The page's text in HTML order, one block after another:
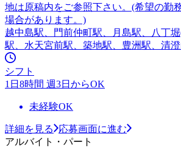
地は原稿内をご参照下さい。(希望の勤
場合があります。)
越中島駅、門前仲町駅、月島駅、八丁
駅、水天宮前駅、築地駅、豊洲駅、清
シフト
1日8時間 週3日からOK
未経験OK
詳細を見る
応募画面に進む
アルバイト・パート